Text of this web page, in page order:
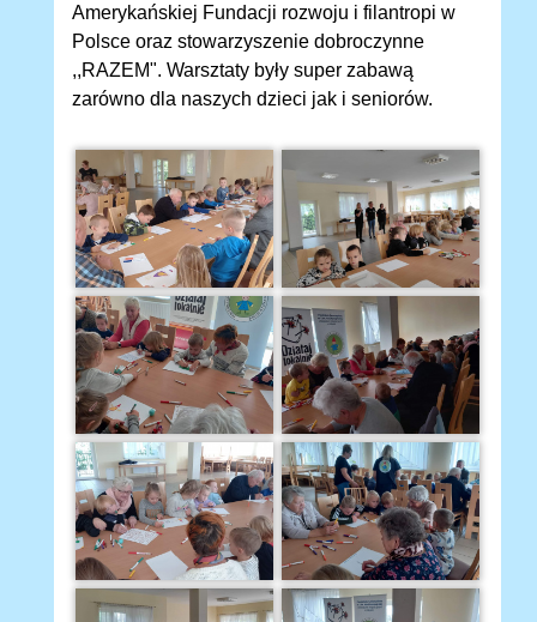
Amerykańskiej Fundacji rozwoju i filantropi w
Polsce oraz stowarzyszenie dobroczynne
,,RAZEM". Warsztaty były super zabawą
zarówno dla naszych dzieci jak i seniorów.